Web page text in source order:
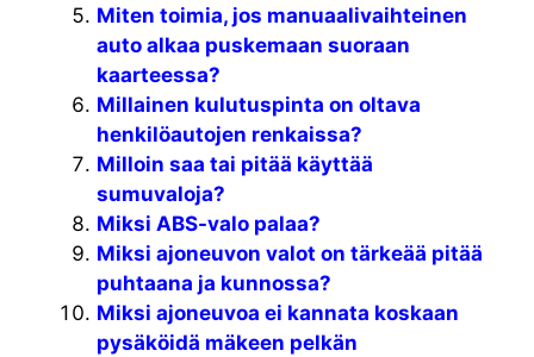
Miten toimia, jos manuaalivaihteinen
auto alkaa puskemaan suoraan
kaarteessa?
Millainen kulutuspinta on oltava
henkilöautojen renkaissa?
Milloin saa tai pitää käyttää
sumuvaloja?
Miksi ABS-valo palaa?
Miksi ajoneuvon valot on tärkeää pitää
puhtaana ja kunnossa?
Miksi ajoneuvoa ei kannata koskaan
pysäköidä mäkeen pelkän